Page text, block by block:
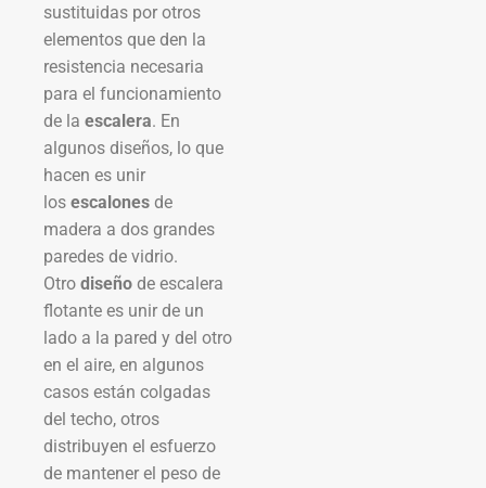
sustituidas por otros
elementos que den la
resistencia necesaria
para el funcionamiento
de la escalera. En
algunos diseños, lo que
hacen es unir
los escalones de
madera a dos grandes
paredes de vidrio.
Otro diseño de escalera
flotante es unir de un
lado a la pared y del otro
en el aire, en algunos
casos están colgadas
del techo, otros
distribuyen el esfuerzo
de mantener el peso de